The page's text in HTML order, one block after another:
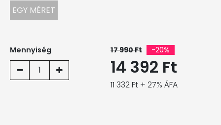
EGY MÉRET
Mennyiség
1
17 990 Ft -20%
14 392 Ft
11 332 Ft + 27% ÁFA